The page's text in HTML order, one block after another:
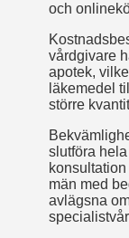
och
vårdgivare
apotek,
läkemedel
större
slutföra
män med
avlägsna